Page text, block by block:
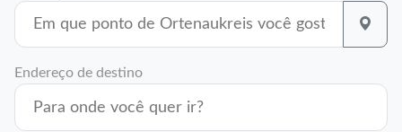
Endereço de destino